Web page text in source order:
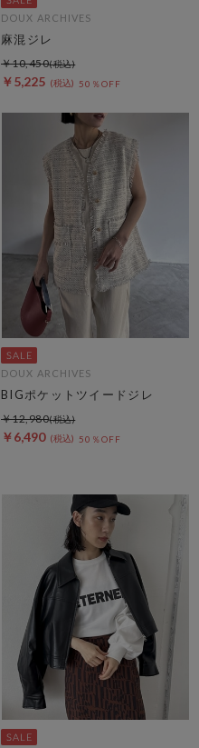
DOUX ARCHIVES
麻混ジレ
￥5,225 50％OFF
￥10,450
DOUX ARCHIVES
BIGポケットツイードジレ
￥6,490 50％OFF
￥12,980